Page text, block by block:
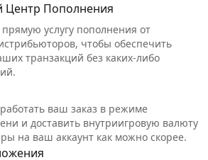
Пополнения
услугу пополнения от
чтобы обеспечить
транзакций без каких-либо
ваш заказ в режиме
и доставить внутриигровую валюту
на ваш аккаунт как можно скорее.